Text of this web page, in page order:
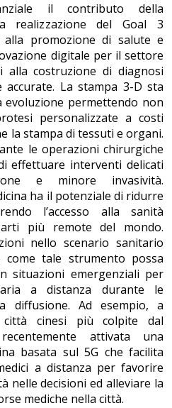
il contributo della
realizzazione del Goal 3
alla promozione di salute e
digitale per il settore
alla costruzione di diagnosi
La stampa 3-D sta
permettendo non
personalizzate a costi
la stampa di tessuti e organi.
le operazioni chirurgiche
effettuare interventi delicati
e minore invasività.
ha il potenziale di ridurre
l’accesso alla sanità
più remote del mondo.
nello scenario sanitario
tale strumento possa
situazioni emergenziali per
a distanza durante le
diffusione. Ad esempio, a
città cinesi più colpite dal
attivata una
basata sul 5G che facilita
a distanza per favorire
nelle decisioni ed alleviare la
mediche nella città.